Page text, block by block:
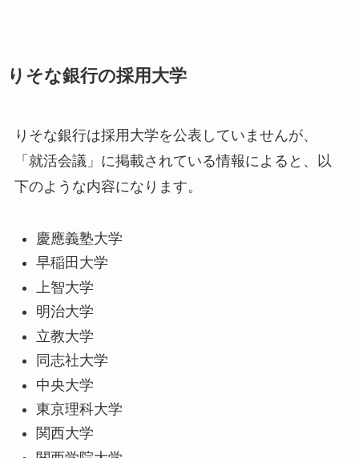
りそな銀行の採用大学
りそな銀行は採用大学を公表していませんが、
「就活会議」に掲載されている情報によると、以
下のような内容になります。
慶應義塾大学
早稲田大学
上智大学
明治大学
立教大学
同志社大学
中央大学
東京理科大学
関西大学